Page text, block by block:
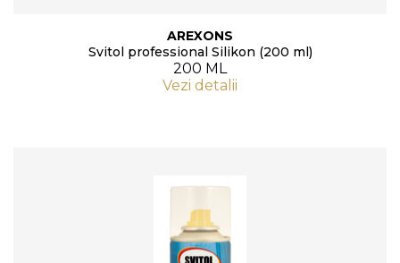
AREXONS
Svitol professional Silikon (200 ml)
200 ML
Vezi detalii